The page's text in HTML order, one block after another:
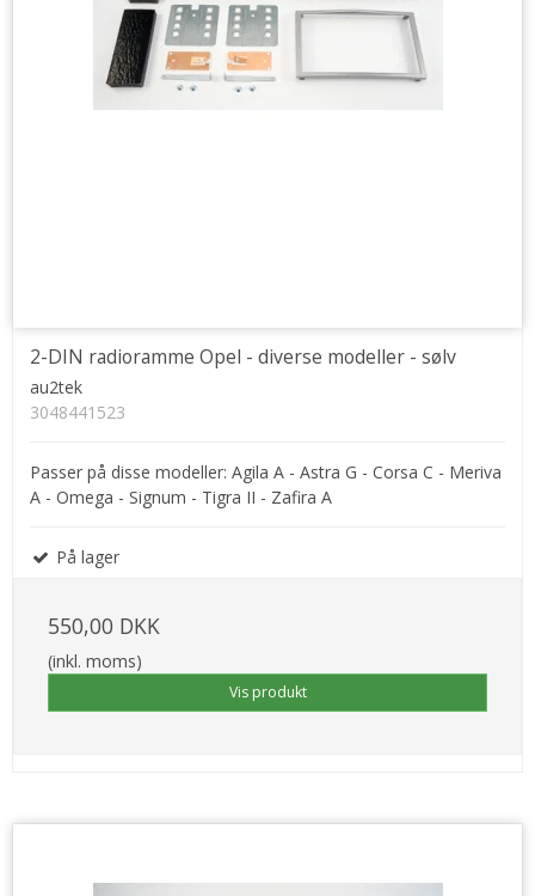
2-DIN radioramme Opel - diverse modeller - sølv
au2tek
3048441523
Passer på disse modeller: Agila A - Astra G - Corsa C - Meriva
A - Omega - Signum - Tigra II - Zafira A
På lager
550,00 DKK
(inkl. moms)
Vis produkt